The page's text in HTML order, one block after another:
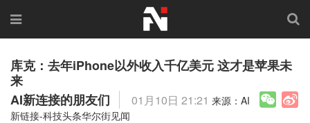
库克：去年iPhone以外收入千亿美元 这才是苹果未
来
AI新连接的朋友们
01月10日 21:21 来源：AI
新链接-科技头条华尔街见闻